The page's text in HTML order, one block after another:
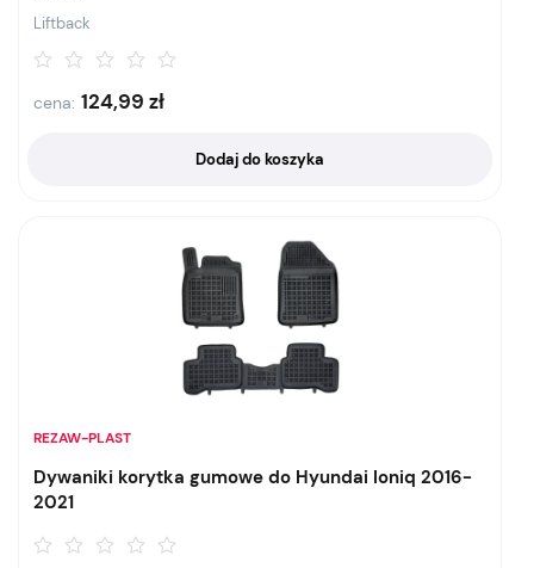
Liftback
cena: 124,99 zł
Dodaj do koszyka
REZAW-PLAST
Dywaniki korytka gumowe do Hyundai Ioniq 2016-
2021